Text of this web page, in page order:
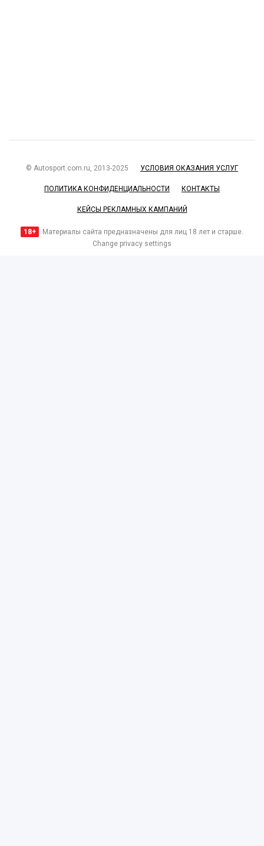
© Autosport.com.ru, 2013-2025 УСЛОВИЯ ОКАЗАНИЯ УСЛУГ
ПОЛИТИКА КОНФИДЕНЦИАЛЬНОСТИ КОНТАКТЫ
КЕЙСЫ РЕКЛАМНЫХ КАМПАНИЙ
18+
Материалы сайта предназначены для лиц 18 лет и старше.
Change privacy settings